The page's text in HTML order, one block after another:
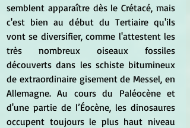
semblent apparaître dès le Crétacé, mais
c'est bien au début du Tertiaire qu'ils
vont se diversifier, comme l'attestent les
très nombreux oiseaux fossiles
découverts dans les schiste bitumineux
de extraordinaire gisement de Messel, en
Allemagne. Au cours du Paléocène et
d'une partie de l’Éocène, les dinosaures
occupent toujours le plus haut niveau